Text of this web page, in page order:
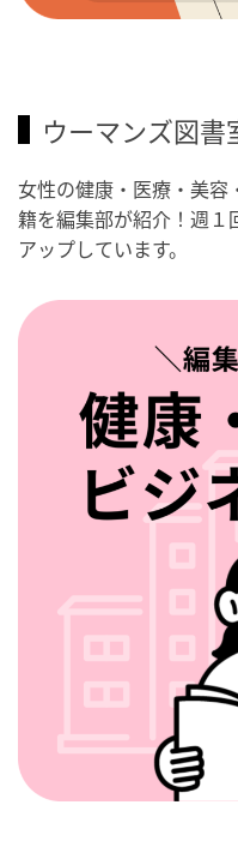
ウーマンズ図書
女性の健康・医療・美容
籍を編集部が紹介！週１
アップしています。